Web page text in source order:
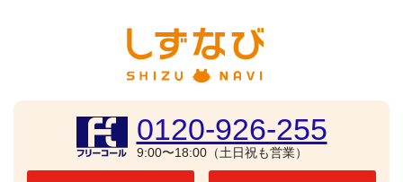
0120-926-255
9:00〜18:00（土日祝も営業）